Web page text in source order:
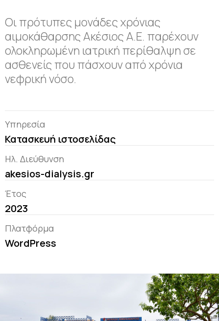
Οι πρότυπες μονάδες χρόνιας
αιμοκάθαρσης Ακέσιος Α.Ε. παρέχουν
ολοκληρωμένη ιατρική περίθαλψη σε
ασθενείς που πάσχουν από χρόνια
νεφρική νόσο.
Υπηρεσία
Κατασκευή ιστοσελίδας
Ηλ. Διεύθυνση
akesios-dialysis.gr
Έτος
2023
Πλατφόρμα
WordPress